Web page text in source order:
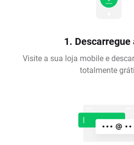
1. Descarregue
Visite a sua loja mobile e
totalmente